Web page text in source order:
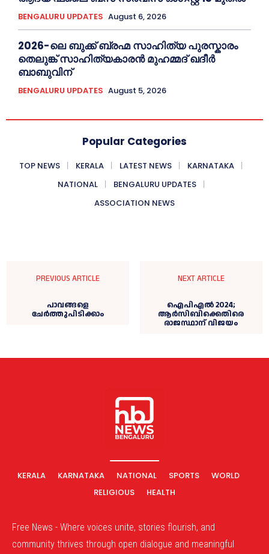
BENGALURU UPDATES August 6, 2026
2026-ലെ ബുക്ക് ബ്രഹ്മ സാഹിത്യ പുരസ്കാരം
തെലുങ്ക് സാഹിത്യകാരന്‍ മുഹമ്മദ് ഖദീർ
ബാബുവിന്
BENGALURU UPDATES August 5, 2026
Popular Categories
TOP NEWS KERALA LATEST NEWS
KARNATAKA
NATIONAL
BENGALURU UPDATES
ASSOCIATION NEWS
PREVIOUS ARTICLE
പാവങ്ങളെ
ചേർത്തുപിടിക്കാം
NEXT ARTICLE
ഐപിഎൽ 2024;
ആർസിബിക്കെതിരെ
രാജസ്ഥാന് വിജയം
KERALA KARNATAKA NATIONAL SPORTS
WORLD
RELIGIOUS
HEALTH
Free News - Where voices unite, stories flourish, and
community thrives through open dialogue and meaningful